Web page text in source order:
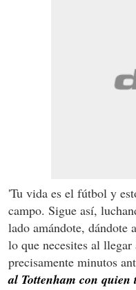
'Tu vida es el fútbol y
campo. Sigue así,
lado amándote,
lo que necesites al
precisamente minutos
al Tottenham con quien